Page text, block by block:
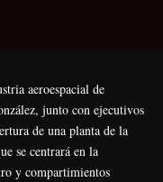
aeroespacial de
junto con ejecutivos
de una planta de la
se centrará en la
y compartimientos